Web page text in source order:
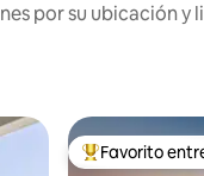
por su ubicación y
Favorito entre
Favorito